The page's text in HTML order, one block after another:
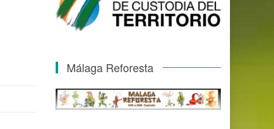
Málaga Reforesta